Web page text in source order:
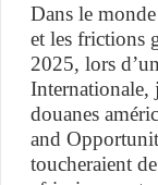
Dans le
et les frictions
2025, lors
Internationale,
douanes
and
toucheraient